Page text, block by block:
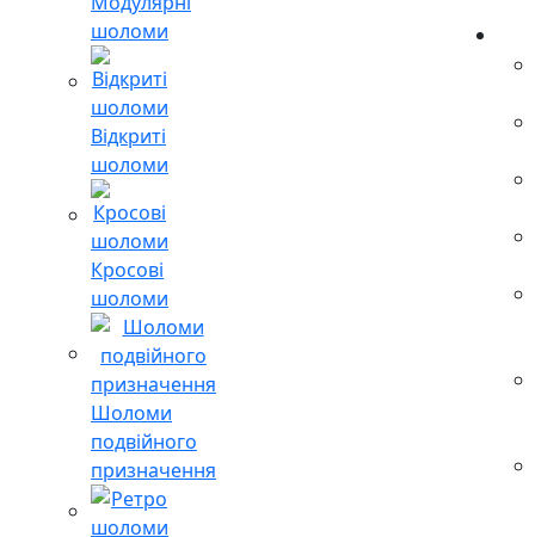
шоломи
Відкриті
шоломи
Кросові
шоломи
Шоломи
подвійного
призначення